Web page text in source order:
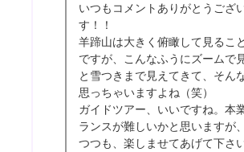
いつもコメントありがとうござ
す！！
羊蹄山は大きく俯瞰して見るこ
ですが、こんなふうにズームで
と雪つきまで見えてきて、そん
思っちゃいますよね（笑）
ガイドツアー、いいですね。本
ランスが難しいかと思いますが
つつも、楽しませてあげて下さい